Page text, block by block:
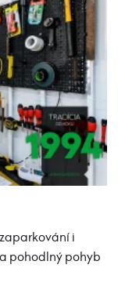
i
pohodlný pohyb